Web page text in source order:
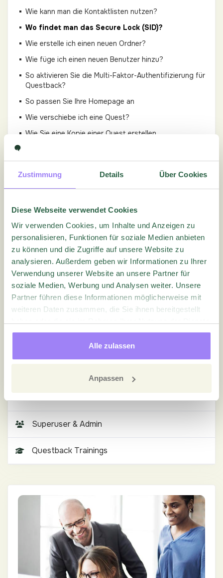
Zustimmung Details Über Cookies
Diese Webseite verwendet Cookies
Wir verwenden Cookies, um Inhalte und Anzeigen zu
personalisieren, Funktionen für soziale Medien anbieten
zu können und die Zugriffe auf unsere Website zu
analysieren. Außerdem geben wir Informationen zu Ihrer
Verwendung unserer Website an unsere Partner für
soziale Medien, Werbung und Analysen weiter. Unsere
Partner führen diese Informationen möglicherweise mit
weiteren Daten zusammen, die Sie ihnen bereitgestellt
gesammelt haben.
Alle zulassen
Anpassen
Wie kann man die Kontaktlisten nutzen?
Wo findet man das Secure Lock (SID)?
Wie erstelle ich einen neuen Ordner?
Wie füge ich einen neuen Benutzer hinzu?
So aktivieren Sie die Multi-Faktor-Authentifizierung für
Questback?
So passen Sie Ihre Homepage an
Wie verschiebe ich eine Quest?
Wie Sie eine Kopie einer Quest erstellen
Quest Einstellungen
Fragebogen
Sprachen
Verteilung
Benachrichtigungen
Tools
Superuser & Admin
Questback Trainings